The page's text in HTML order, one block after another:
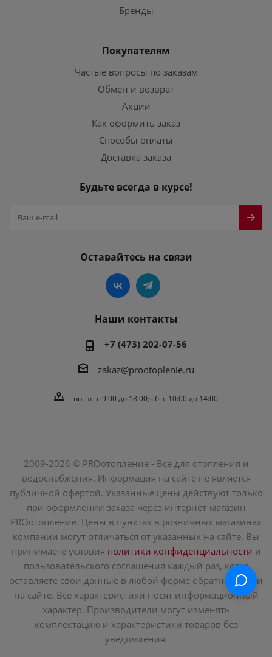
Бренды
Покупателям
Частые вопросы по заказам
Обмен и возврат
Акции
Как оформить заказ
Способы оплаты
Доставка заказа
Будьте всегда в курсе!
Оставайтесь на связи
Наши контакты
+7 (473) 202-07-56
zakaz@prootoplenie.ru
пн-пт: c 9:00 до 18:00; сб: с 10:00 до 14:00
2009-2026 © PROотопление - Все для отопления и
водоснабжения. Информация на сайте не является
публичной офертой. Указанные цены действуют только
при оформлении заказа через интернет-магазин
PROотопление. Цены в пунктах в розничных магазинах
компании могут отличаться от указанных на сайте. Вы
принимаете условия политики конфиденциальности и
пользовательского соглашения каждый раз, когда
оставляете свои данные в любой форме обратной связи
на сайте. Все характеристики носят информационный
характер. Производители могут изменять
комплектацию и характеристики товаров без
уведомления.